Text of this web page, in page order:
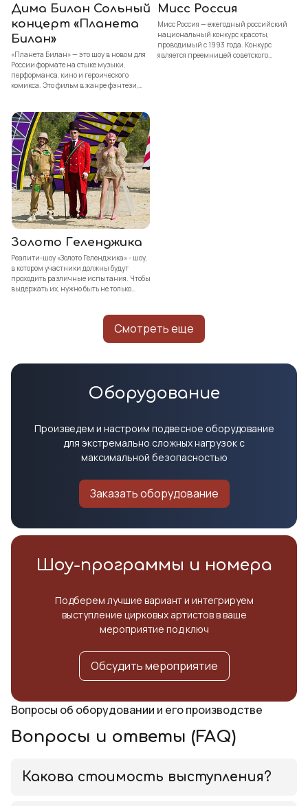
Дима Билан Сольный
концерт «Планета
Билан»
«Планета Билан» — это шоу в новом для
России формате на стыке музыки,
перформанса, кино и героического
комикса. Это фильм в жанре фэнтези,
Мисс Россия
Мисс Россия — ежегодный российский
национальный конкурс красоты,
проводимый с 1993 года. Конкурс
является преемницей советского
Золото Геленджика
Реалити-шоу «Золото Геленджика» - шоу,
в котором участники должны будут
проходить различные испытания. Чтобы
выдержать их, нужно быть не только
пробежаться по шаткому мосту, сразиться
с сумоистом, перепрыгнуть пропасть и
многое другое. Победитель получит
Смотреть еще
Оборудование
Произведем и настроим подвесное оборудование
для экстремально сложных нагрузок с
максимальной безопасностью
Заказать оборудование
Шоу-программы и номера
Подберем лучшие вариант и интегрируем
выступление цирковых артистов в ваше
мероприятие под ключ
Обсудить мероприятие
Вопросы об оборудовании и его производстве
Вопросы и ответы (FAQ)
Какова стоимость выступления?